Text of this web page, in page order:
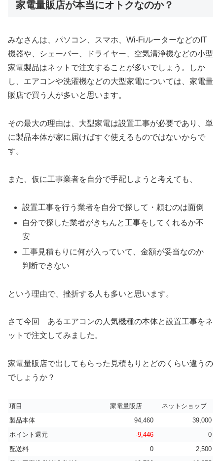
家電量販店が本当にオトクなのか？
みなさんは、パソコン、スマホ、Wi-FiルーターなどのIT
機器や、シェーバー、ドライヤー、空気清浄機などの小型
家電製品はネットで注文することが多いでしょう。しか
し、エアコンや洗濯機などの大型家電については、家電量
販店で買う人が多いと思います。
その最大の理由は、大型家電は設置工事が必要であり、単
に製品本体が家に届けばすぐ使えるものではないからで
す。
また、仮に工事業者を自分で手配しようと考えても、
設置工事を行う業者を自分で探して・頼むのは面倒
自分で探した業者がきちんと工事をしてくれるか不
安
工事見積もりに何が入っていて、金額が妥当なのか
判断できない
という理由で、挫折する人も多いと思います。
さて今回 あるエアコンの人気機種の本体と設置工事をネ
ットで注文してみました。
家電量販店で出してもらった見積もりとどのくらい違うの
でしょうか？
項目 家電量販店
ネットショップ
製品本体
94,460
39,000
ポイント還元
-9,446
0
配送料
0
2,500